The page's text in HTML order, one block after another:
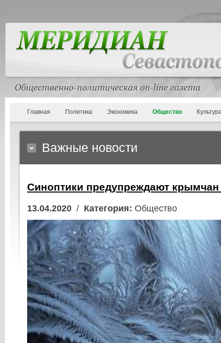
Главная Политика Экономика Общество
Важные новости
Синоптики предупреждают крымчан
13.04.2020 / Категория: Общество